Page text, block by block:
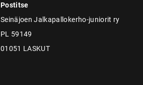
Postitse
Seinäjoen Jalkapallokerho-juniorit ry
PL 59149
01051 LASKUT